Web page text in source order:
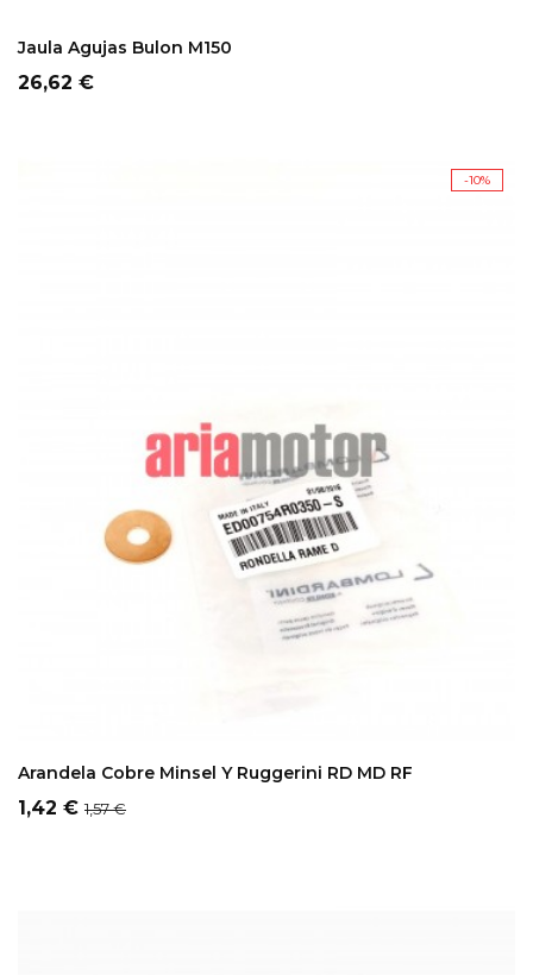
Jaula Agujas Bulon M150
Precio
26,62 €
-10%
Arandela Cobre Minsel Y Ruggerini RD MD RF
Precio
1,42 € Precio
1,57 €